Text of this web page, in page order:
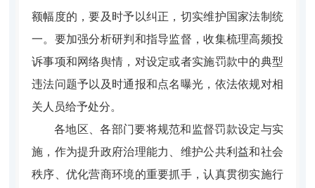
额幅度的，要及时予以纠正，切实维护国家法制统
一。要加强分析研判和指导监督，收集梳理高频投
诉事项和网络舆情，对设定或者实施罚款中的典型
违法问题予以及时通报和点名曝光，依法依规对相
关人员给予处分。
各地区、各部门要将规范和监督罚款设定与实
施，作为提升政府治理能力、维护公共利益和社会
秩序、优化营商环境的重要抓手，认真贯彻实施行